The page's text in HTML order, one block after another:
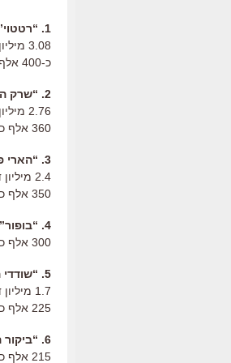
1. “רטטוי”
3.08 מיליון דולר
כ-400 אלף כרטיסים
2. “שרק השלישי”
2.76 מיליון דולר
360 אלף כרטיסים
3. “הארי פוטר ומסדר עוף החול”
2.4 מיליון דולר
350 אלף כרטיסים
4. “בופור”
300 אלף כרטיסים
5. “שודדי הקריביים: סוף העולם”
1.7 מיליון דולר
225 אלף כרטיסים
6. “ביקור התזמורת”
215 אלף כרטיסים